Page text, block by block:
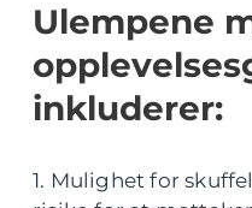
Ulempene
inkluderer:
1. Mulighet for